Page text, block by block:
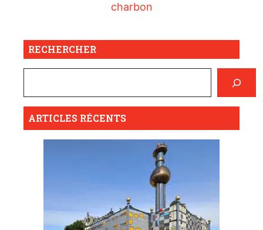
charbon
RECHERCHER
ARTICLES RÉCENTS